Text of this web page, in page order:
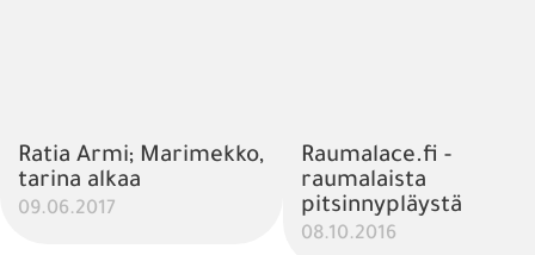
Ratia Armi; Marimekko,
tarina alkaa
09.06.2017
Raumalace.fi -
raumalaista
pitsinnypläystä
08.10.2016